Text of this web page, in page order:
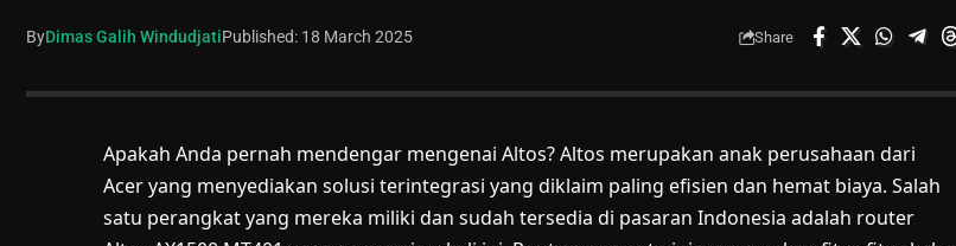
ByDimas Galih WindudjatiPublished: 18 March 2025 Share
Apakah Anda pernah mendengar mengenai Altos? Altos merupakan anak perusahaan dari
Acer yang menyediakan solusi terintegrasi yang diklaim paling efisien dan hemat biaya. Salah
satu perangkat yang mereka miliki dan sudah tersedia di pasaran Indonesia adalah router